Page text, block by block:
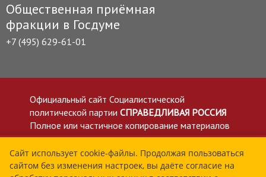
Общественная приёмная
фракции в Госдуме
+7 (495) 629-61-01
Официальный сайт Социалистической
политической партии СПРАВЕДЛИВАЯ РОССИЯ
Полное или частичное копирование материалов
приветствуется со ссылкой на сайт spravedlivo.ru
Политика в отношении обработки персональных
данных
Сайт использует cookie-файлы. Продолжая пользоваться
сайтом без изменения настроек, вы даёте согласие на